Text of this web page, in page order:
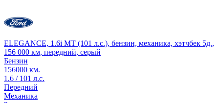
ELEGANCE, 1.6i MT (101 л.с.), бензин, механика, хэтчбек 5д.,
156 000 км, передний, серый
Бензин
156000 км.
1.6 / 101 л.с.
Передний
Механика